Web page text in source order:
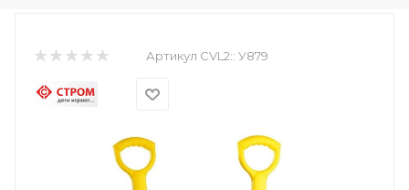
Артикул CVL2:: У879